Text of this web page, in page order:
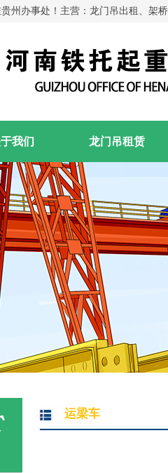
州办事处！主营：龙门吊出租、架
我们 龙门吊租赁
运梁车